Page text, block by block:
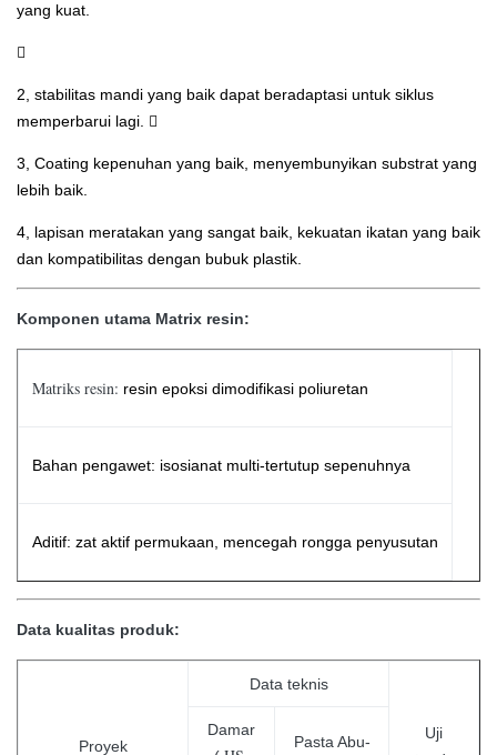
yang kuat.

2, stabilitas mandi yang baik dapat beradaptasi untuk siklus
memperbarui lagi. 
3, Coating kepenuhan yang baik, menyembunyikan substrat yang
lebih baik.
4, lapisan meratakan yang sangat baik, kekuatan ikatan yang baik
dan kompatibilitas dengan bubuk plastik.
Komponen utama Matrix resin:
Matriks resin: resin epoksi dimodifikasi poliuretan
Bahan pengawet: isosianat multi-tertutup sepenuhnya
Aditif: zat aktif permukaan, mencegah rongga penyusutan
Data kualitas produk:
Proyek
Data teknis
Uji
Damar
Pasta Abu-